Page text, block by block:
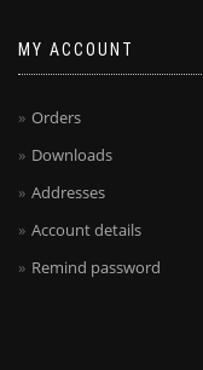
MY ACCOUNT
Orders
Downloads
Addresses
Account details
Remind password